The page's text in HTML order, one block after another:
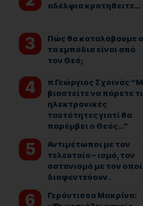
αδέλφια κρατηθειτε…
Πώς θα καταλάβουμε
τα εμπόδια είναι από
τον Θεό;
π Γεώργιος Σχοινάς
βιαστείτε να πάρετε
ηλεκτρονικές
ταυτότητες γιατί θα
παρέμβει ο Θεός…”
Αντιμέτωποι με τον
τελευταίο – ισμό, τον
σατανισμό με τον
διαφεντεύουν .
Γερόντισσα Μακρίνα: